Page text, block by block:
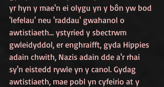
yr hyn y mae'n ei olygu yn y bôn yw bod
'lefelau' neu 'raddau' gwahanol o
awtistiaeth... ystyried y sbectrwm
gwleidyddol, er enghraifft, gyda Hippies
adain chwith, Nazis adain dde a'r rhai
sy'n eistedd rywle yn y canol. Gydag
awtistiaeth, mae pobl yn cyfeirio at y